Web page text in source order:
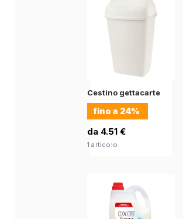
Cestino gettacarte
fino a 24%
da 4.51 €
1 articolo